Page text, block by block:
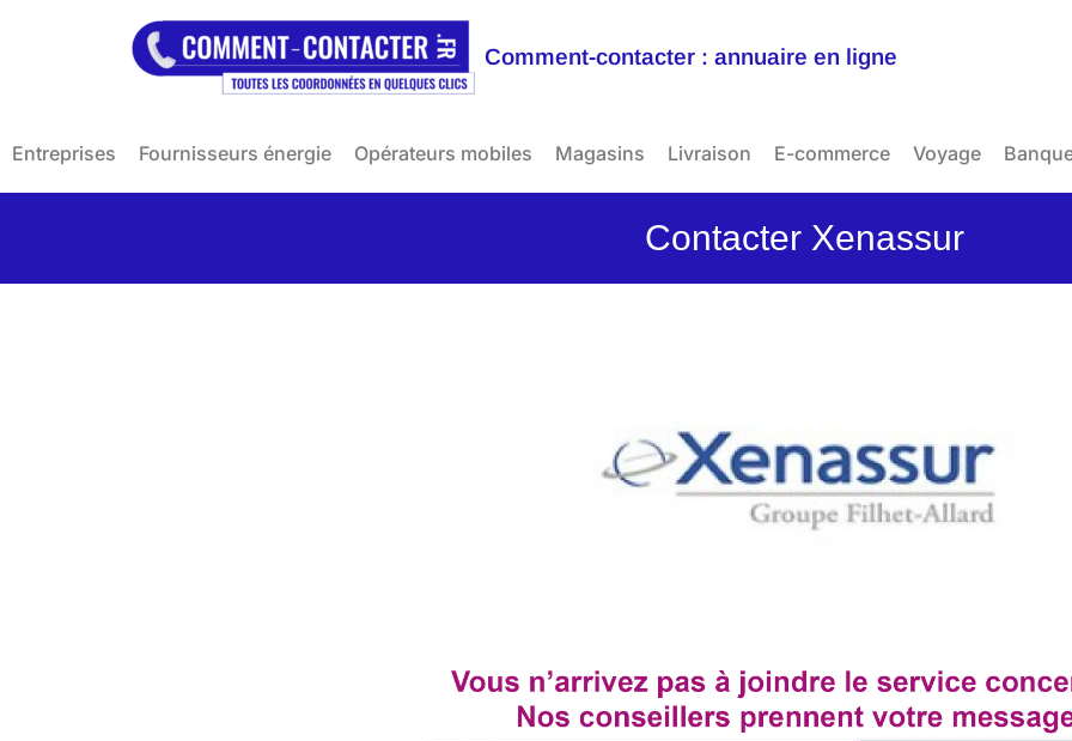
Comment-contacter : annuaire en ligne
Entreprises Fournisseurs énergie Opérateurs mobiles Magasins Livraison E-commerce Voyage
Contacter Xenassur